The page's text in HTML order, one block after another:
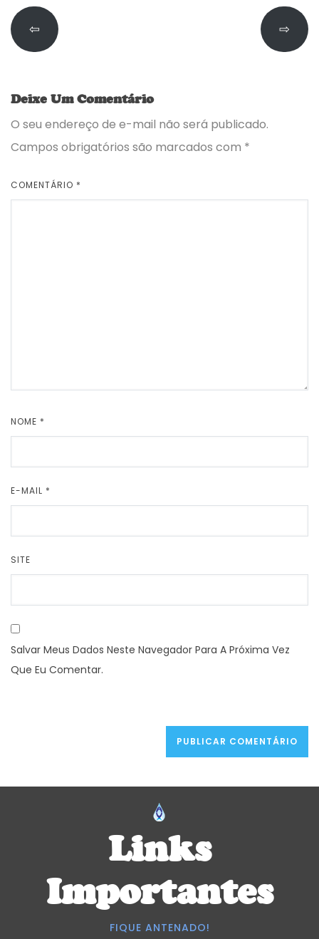
⇦ ⇨
Deixe Um Comentário
O seu endereço de e-mail não será publicado.
Campos obrigatórios são marcados com *
COMENTÁRIO *
NOME *
E-MAIL *
SITE
Salvar Meus Dados Neste Navegador Para A Próxima Vez
Que Eu Comentar.
Links
Importantes
FIQUE ANTENADO!